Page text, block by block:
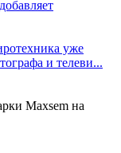
уже
и телеви...
Maxsem на